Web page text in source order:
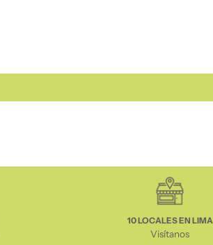
10 LOCALES EN LIMA
Visítanos